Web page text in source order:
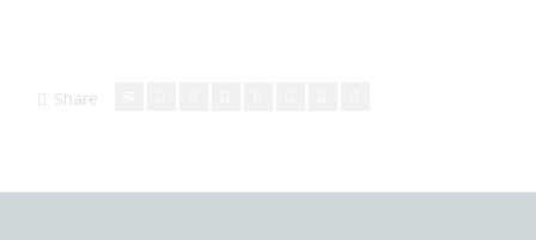
Share